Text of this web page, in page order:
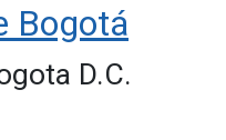
Bogotá
D.C.